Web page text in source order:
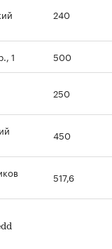
240
1 500
250
450
517,6